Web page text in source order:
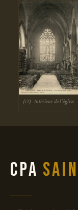
(c1)- Intérieur de l'église
CPA